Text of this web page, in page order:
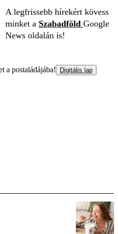
A legfrissebb hírekért kövess
minket a Szabadföld Google
News oldalán is!
a postaládájába!
Digitális lap